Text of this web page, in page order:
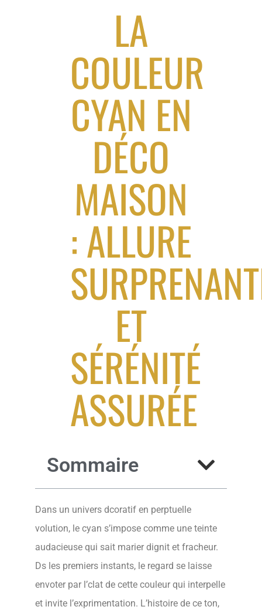
LA
COULEUR
CYAN EN
DÉCO
MAISON
: ALLURE
ET
SÉRÉNITÉ
ASSURÉE
Sommaire
Dans un univers dcoratif en perptuelle
volution, le cyan s’impose comme une teinte
audacieuse qui sait marier dignit et fracheur.
Ds les premiers instants, le regard se laisse
envoter par l’clat de cette couleur qui interpelle
et invite l’exprimentation. L’histoire de ce ton,